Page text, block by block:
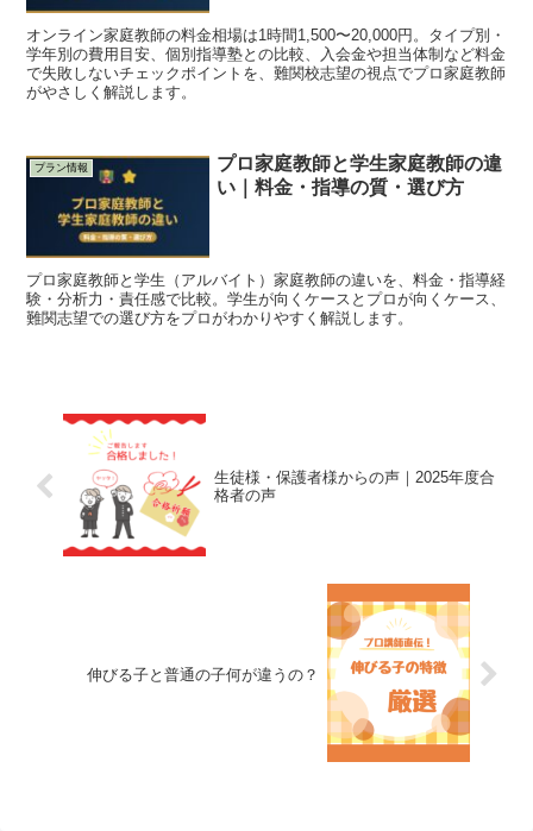
オンライン家庭教師の料金相場は1時間1,500〜20,000円。タイプ別・
学年別の費用目安、個別指導塾との比較、入会金や担当体制など料金
で失敗しないチェックポイントを、難関校志望の視点でプロ家庭教師
がやさしく解説します。
プラン情報
プロ家庭教師と学生家庭教師の違
い｜料金・指導の質・選び方
プロ家庭教師と学生（アルバイト）家庭教師の違いを、料金・指導経
験・分析力・責任感で比較。学生が向くケースとプロが向くケース、
難関志望での選び方をプロがわかりやすく解説します。
生徒様・保護者様からの声｜2025年度合
格者の声
伸びる子と普通の子何が違うの？